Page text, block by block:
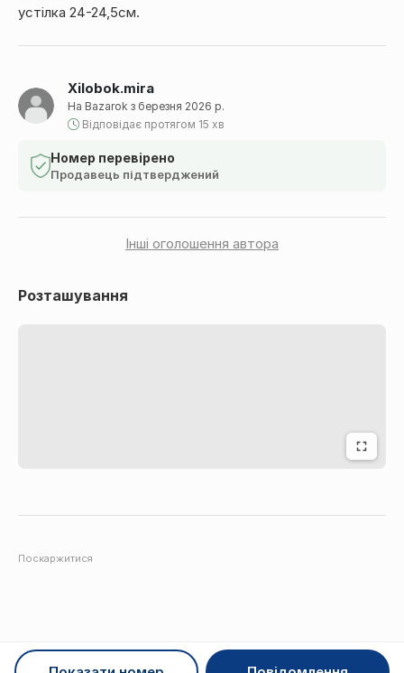
Xilobok.mira
На Bazarok з березня 2026 р.
Відповідає протягом 15 хв
Номер перевірено
Продавець підтверджений
Інші оголошення автора
устілка 24-24,5см.
Розташування
Поскаржитися